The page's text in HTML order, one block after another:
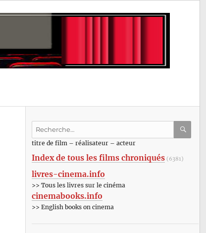
Recherche
:titre de film – réalisateur – acteur
Index de tous les films chroniqués (6381)
livres-cinema.info
>> Tous les livres sur le cinéma
cinemabooks.info
>> English books on cinema